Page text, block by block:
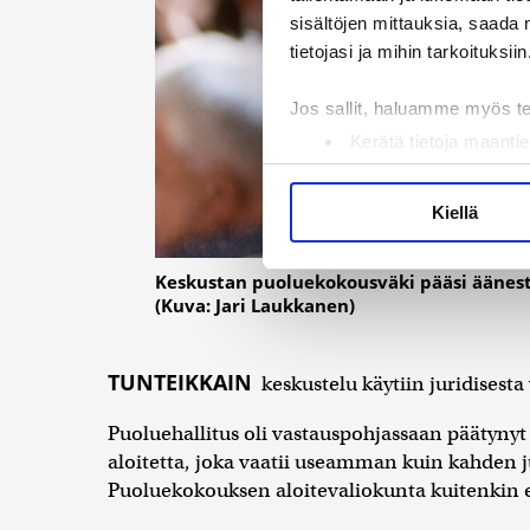
sisältöjen mittauksia, saada
tietojasi ja mihin tarkoituksiin.
Jos sallit, haluamme myös
Kerätä tietoja
Tunnistaa laitteesi
Lue lisää siitä, miten
Käytämme evästeitä
ja kävijämäärämme
olet antanut heille tai joita
Kiellä
Keskustan puoluekokousväki pääsi
(Kuva: Jari Laukkanen)
TUNTEIKKAIN keskustelu käytiin
Puoluehallitus oli vastauspohjassaan
aloitetta, joka vaatii useamman kuin
Puoluekokouksen aloitevaliokunta kuitenkin